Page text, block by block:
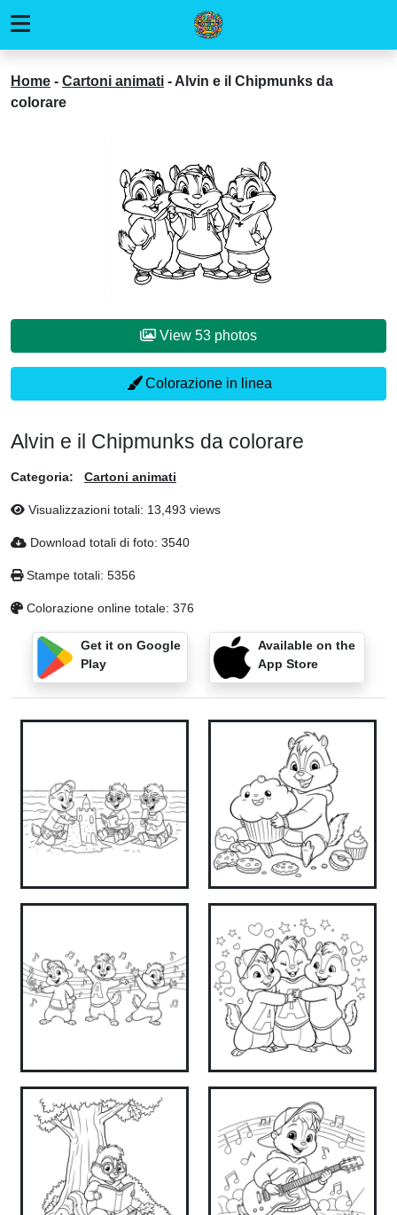
Home - Cartoni animati - Alvin e il Chipmunks da
colorare
View 53 photos
Colorazione in linea
Alvin e il Chipmunks da colorare
Categoria: Cartoni animati
Visualizzazioni totali: 13,493 views
Download totali di foto: 3540
Stampe totali: 5356
Colorazione online totale: 376
Get it on Google
Play
Available on the
App Store